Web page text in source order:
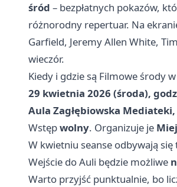
śród – bezpłatnych pokazów,
różnorodny repertuar. Na
Garfield, Jeremy Allen White,
wieczór.
Kiedy i gdzie są Filmowe środy
29 kwietnia 2026 (środa),
Aula Zagłębiowska
Wstępwolny. Organizuje je
W kwietniu seanse odbywają
Wejście do Auli będzie możliwe
Warto przyjść punktualnie, bo